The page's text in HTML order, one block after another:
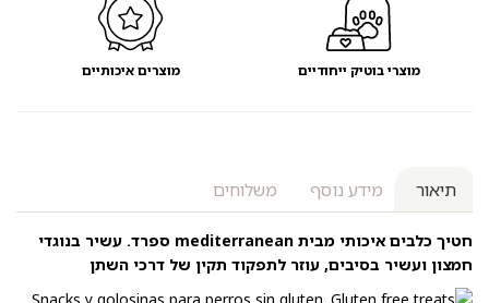
תיאור מידע נוסף משלוחים
חטיך כלבים איכותי מבית mediterranean ספרד. עשיר בנוגדי
חמצון ועשיר בסיבים, עוזר לתפקוד תקין של דרכי השתן
מוצרי בוטיק ייחודיים מוצרים איכותיים